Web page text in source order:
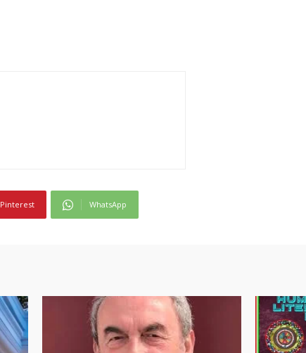
Pinterest WhatsApp